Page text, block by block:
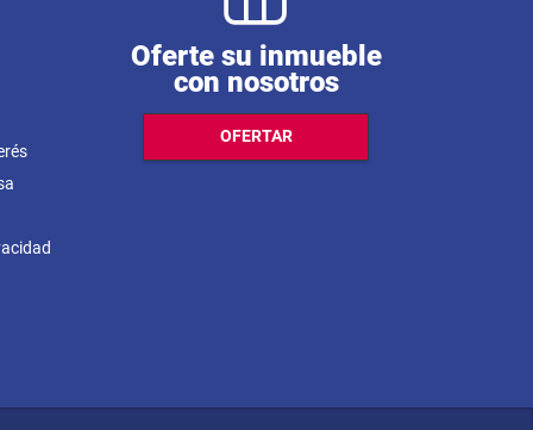
Oferte su inmueble
con nosotros
OFERTAR